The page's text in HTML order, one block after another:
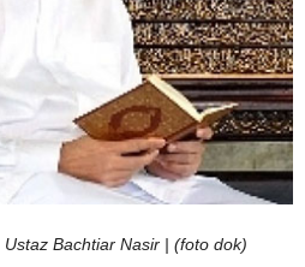
Ustaz Bachtiar Nasir | (foto dok)